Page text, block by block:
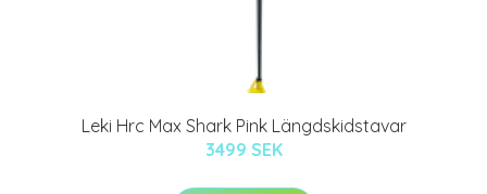
Leki Hrc Max Shark Pink Längdskidstavar
3499 SEK